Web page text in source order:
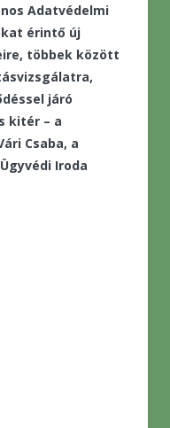
Adatvédelmi
érintő új
többek között
járó
kitér – a
Csaba, a
Iroda